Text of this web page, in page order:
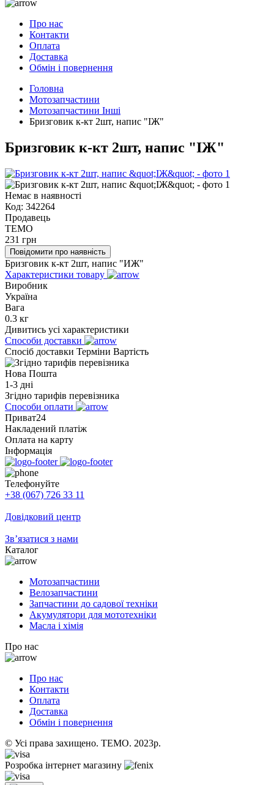
Про нас
Контакти
Оплата
Доставка
Обмін і повернення
Головна
Мотозапчастини
Мотозапчастини Інші
Бризговик к-кт 2шт, напис "ІЖ"
Бризговик к-кт 2шт, напис "ІЖ"
Немає в наявності
Код: 342264
Продавець
TEMO
231 грн
Повідомити про наявність
Бризговик к-кт 2шт, напис "ИЖ"
Характеристики товару
Виробник
Україна
Вага
0.3 кг
Дивитись усі характеристики
Способи доставки
Спосіб доставки Терміни Вартість
Нова Пошта
1-3 дні
Згідно тарифів перевізника
Способи оплати
Приват24
Накладений платіж
Оплата на карту
Інформація
Телефонуйте
+38 (067) 726 33 11
Довідковий центр
Зв’язатися з нами
Каталог
Мотозапчастини
Велозапчастини
Запчастини до садової техніки
Акумулятори для мототехніки
Масла і хімія
Про нас
Про нас
Контакти
Оплата
Доставка
Обмін і повернення
© Усі права захищено. TEMO. 2023р.
Розробка інтернет магазину